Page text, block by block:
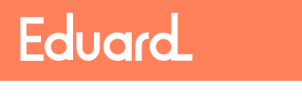
Overslaan
naar
inhoud